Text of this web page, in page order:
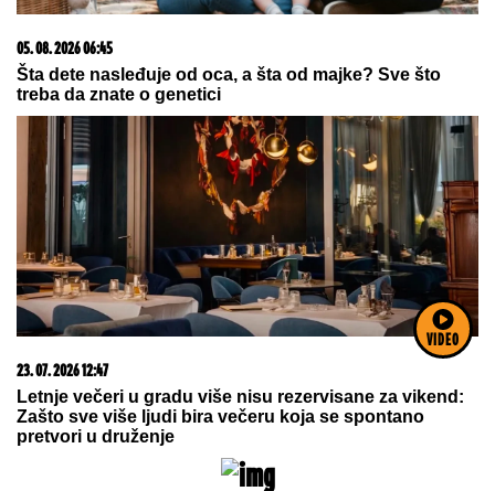
VIDEO
Komfor po meri klijenata: nova linija paketa ALTA
20. 07. 2026 08:04
REGISTRUJ SE UZ PROMO KOD CASINO Preuzmi